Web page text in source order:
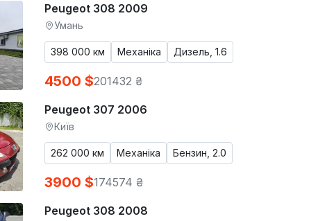
Peugeot 308 2009
Умань
398 000 км Механіка Дизель, 1.6
4500 $201432 ₴
Peugeot 307 2006
Київ
262 000 км Механіка Бензин, 2.0
3900 $174574 ₴
Peugeot 308 2008